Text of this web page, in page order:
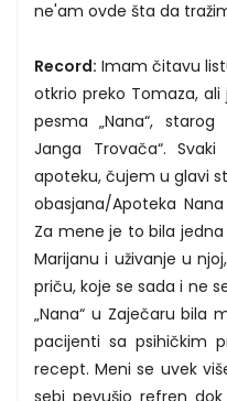
ne'am ovde šta da
Record: Imam čitavu
otkrio preko Tomaza,
pesma „Nana“, starog
Janga Trovača“.
apoteku, čujem u glavi
obasjana/Apoteka
Za mene je to bila
Marijanu i uživanje u
priču, koje se sada i ne
„Nana“ u Zaječaru bila
pacijenti sa psihičkim
recept. Meni se uvek
sebi pevušio refren